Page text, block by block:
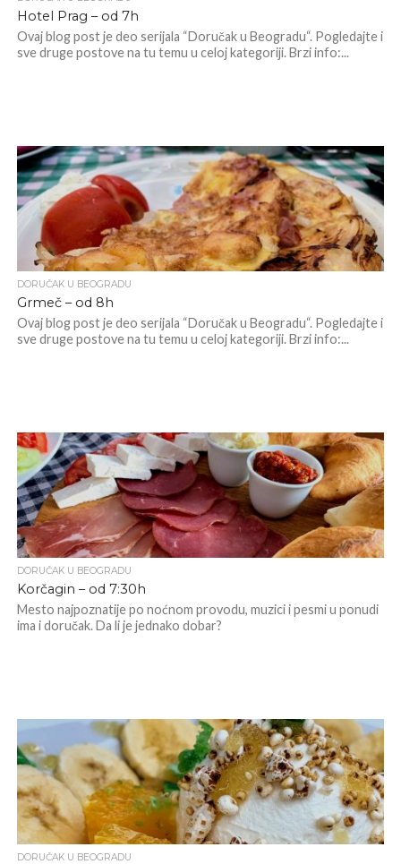
Hotel Prag – od 7h
Ovaj blog post je deo serijala “Doručak u Beogradu“. Pogledajte i
sve druge postove na tu temu u celoj kategoriji. Brzi info:...
DORUČAK U BEOGRADU
Grmeč – od 8h
Ovaj blog post je deo serijala “Doručak u Beogradu“. Pogledajte i
sve druge postove na tu temu u celoj kategoriji. Brzi info:...
DORUČAK U BEOGRADU
Korčagin – od 7:30h
Mesto najpoznatije po noćnom provodu, muzici i pesmi u ponudi
ima i doručak. Da li je jednako dobar?
DORUČAK U BEOGRADU